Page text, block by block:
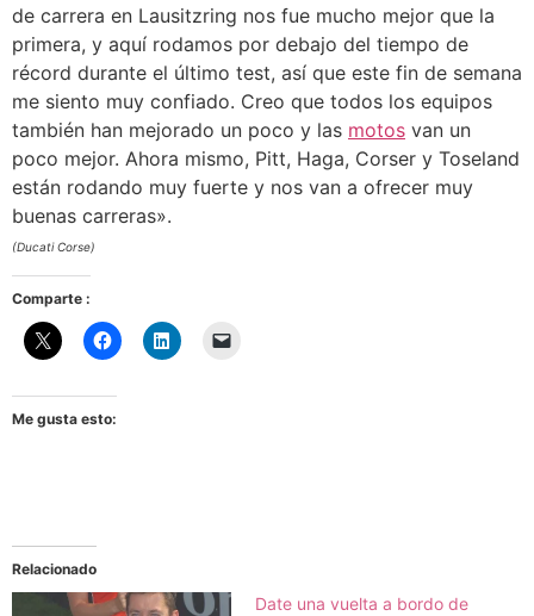
de carrera en Lausitzring nos fue mucho mejor que la
primera, y aquí rodamos por debajo del tiempo de
récord durante el último test, así que este fin de semana
me siento muy confiado. Creo que todos los equipos
también han mejorado un poco y las motos van un
poco mejor. Ahora mismo, Pitt, Haga, Corser y Toseland
están rodando muy fuerte y nos van a ofrecer muy
buenas carreras».
(Ducati Corse)
Comparte :
Me gusta esto:
Relacionado
Date una vuelta a bordo de